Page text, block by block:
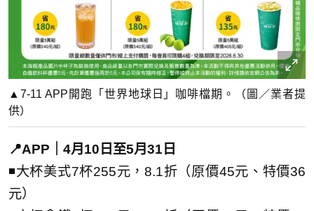
▲7-11 APP開跑「世界地球日」咖啡檔期。（圖／業者提
供）
📍APP｜4月10日至5月31日
◾大杯美式7杯255元，8.1折（原價45元、特價36
元）